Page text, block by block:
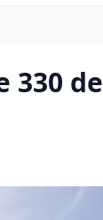
330 de